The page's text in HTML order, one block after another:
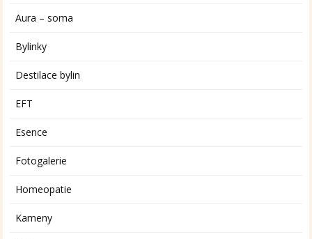
Aura – soma
Bylinky
Destilace bylin
EFT
Esence
Fotogalerie
Homeopatie
Kameny